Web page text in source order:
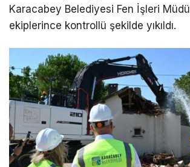
Karacabey Belediyesi Fen İşleri
ekiplerince kontrollü şekilde yıkıldı.